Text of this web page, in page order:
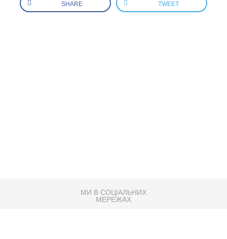
SHARE TWEET
МИ В СОЦІАЛЬНИХ
МЕРЕЖАХ